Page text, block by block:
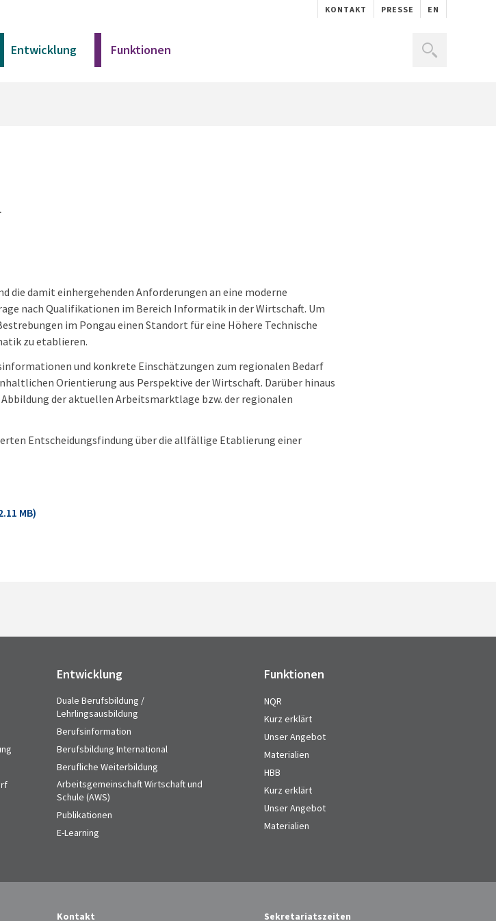
KONTAKT PRESSE EN
Entwicklung Funktionen
Materialien
die damit einhergehenden Anforderungen an eine moderne
nach Qualifikationen im Bereich Informatik in der Wirtschaft. Um
im Pongau einen Standort für eine Höhere Technische
zu etablieren.
und konkrete Einschätzungen zum regionalen Bedarf
Orientierung aus Perspektive der Wirtschaft. Darüber hinaus
der aktuellen Arbeitsmarktlage bzw. der regionalen
Entscheidungsfindung über die allfällige Etablierung einer
MB)
Entwicklung
Duale Berufsbildung /
Lehrlingsausbildung
Berufsinformation
Berufsbildung International
Berufliche Weiterbildung
Arbeitsgemeinschaft Wirtschaft und
Schule (AWS)
Publikationen
E-Learning
Funktionen
NQR
Kurz erklärt
Unser Angebot
Materialien
HBB
Kurz erklärt
Unser Angebot
Materialien
Kontakt Sekretariatszeiten